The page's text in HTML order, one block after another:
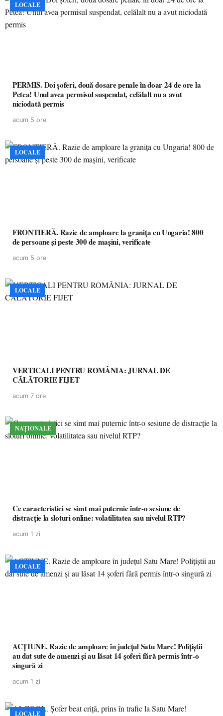
LOCALE
PERMIS. Doi șoferi, două dosare penale în doar 24 de ore la
Petea! Unul avea permisul suspendat, celălalt nu a avut
niciodată permis
acum 5 ore
LOCALE
FRONTIERĂ. Razie de amploare la granița cu Ungaria! 800
de persoane și peste 300 de mașini, verificate
acum 5 ore
LOCALE
VERTICALI PENTRU ROMÂNIA: JURNAL DE
CĂLĂTORIE FIJET
acum 7 ore
NAȚIONALE
Ce caracteristici se simt mai puternic într-o sesiune de
distracție la sloturi online: volatilitatea sau nivelul RTP?
acum 1 zi
LOCALE
ACȚIUNE. Razie de amploare în județul Satu Mare! Polițiștii
au dat sute de amenzi și au lăsat 14 șoferi fără permis într-o
singură zi
acum 1 zi
LOCALE